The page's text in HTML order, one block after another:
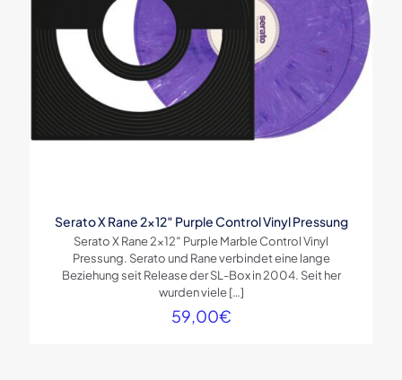
Serato X Rane 2×12″ Purple Control Vinyl Pressung
Serato X Rane 2×12″ Purple Marble Control Vinyl
Pressung. Serato und Rane verbindet eine lange
Beziehung seit Release der SL-Box in 2004. Seit her
wurden viele[…]
59,00€